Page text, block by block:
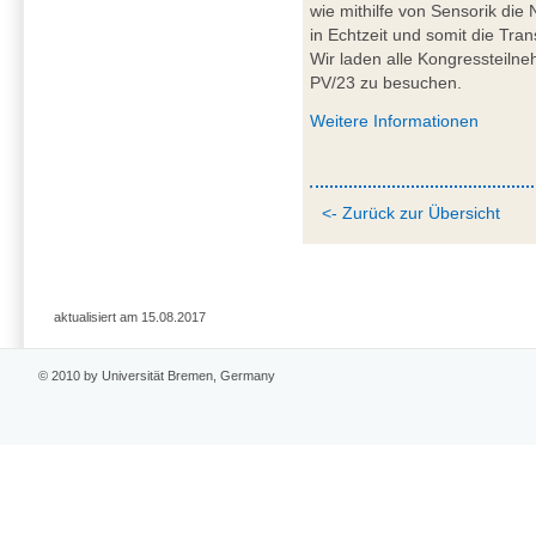
wie mithilfe von Sensorik die
in Echtzeit und somit die
Wir laden alle
PV/23 zu besuchen.
Weitere Informationen
<- Zurück zur Übersicht
aktualisiert am 15.08.2017
© 2010 by Universität Bremen, Germany